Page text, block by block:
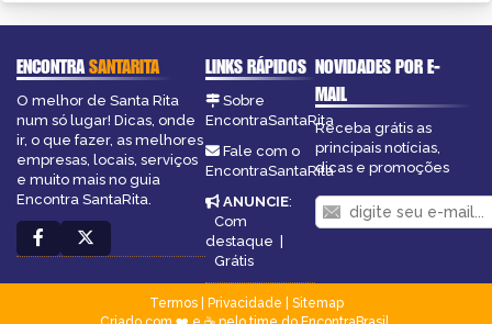
ENCONTRASANTARITA
O melhor de Santa Rita
num só lugar! Dicas, onde
ir, o que fazer, as melhores
empresas, locais, serviços
e muito mais no guia
Encontra SantaRita.
LINKS RÁPIDOS
Sobre
EncontraSantaRita
Fale com o
EncontraSantaRita
ANUNCIE:
Com
destaque
Grátis
NOVIDADES POR E-
MAIL
Receba grátis as
principais notícias,
dicas e promoções
Termos| Privacidade
Sitemap